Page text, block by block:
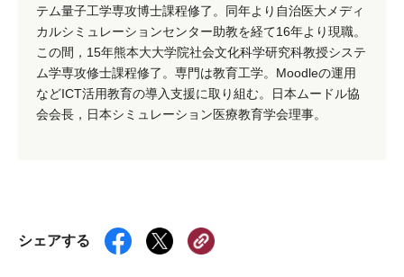
テム量子工学専攻博士課程修了。同年より自治医大メディ
カルシミュレーションセンター助教を経て16年より現職。
この間，15年熊本大大学院社会文化科学研究科教授システ
ム学専攻修士課程修了。専門は教育工学。Moodleの運用
などICT活用教育の導入支援に取り組む。日本ムードル協
会会長，日本シミュレーション医療教育学会理事。
シェアする